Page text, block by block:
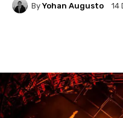
By Yohan Augusto 14